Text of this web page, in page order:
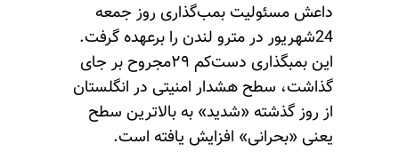
داعش مسئولیت بمب‌گذاری روز جمعه
24شهریور در مترو لندن را برعهده گرفت.
این بمبگذاری دست‌کم ۲۹مجروح بر جای
گذاشت، سطح هشدار امنیتی در انگلستان
از روز گذشته «شدید» به بالاترین سطح
یعنی «بحرانی» افزایش یافته است.